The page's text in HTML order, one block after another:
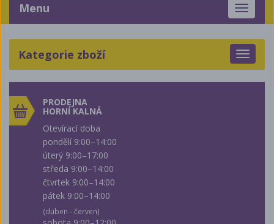
Toggle
Menu
Toggle
Kategorie zboží
PRODEJNA
HORNÍ KALNÁ
Otevírací doba
pondělí 9:00–14:00
úterý 9:00–17:00
středa 9:00–14:00
čtvrtek 9:00–14:00
pátek 9:00–14:00
(duben - červen)